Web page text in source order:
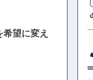
望に変え